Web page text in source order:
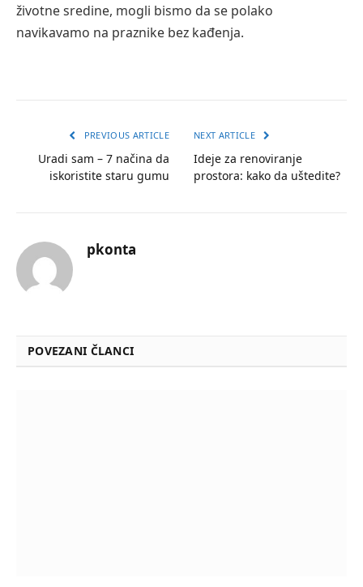
životne sredine, mogli bismo da se polako
navikavamo na praznike bez kađenja.
PREVIOUS ARTICLE
Uradi sam – 7 načina da
iskoristite staru gumu
NEXT ARTICLE
Ideje za renoviranje
prostora: kako da uštedite?
pkonta
POVEZANI ČLANCI